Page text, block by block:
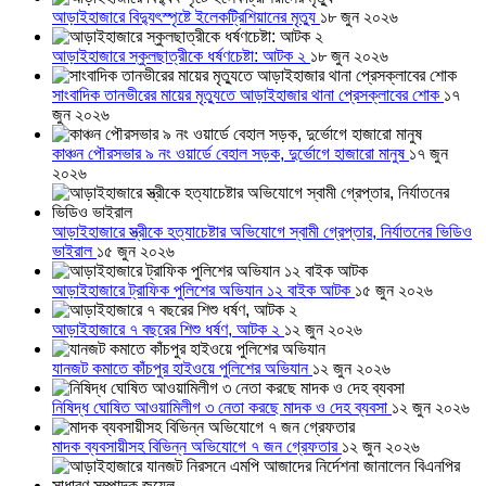
আড়াইহাজারে বিদ্যুৎস্পৃষ্টে ইলেকট্রিশিয়ানের মৃত্যু ১৮ জুন ২০২৬
আড়াইহাজারে স্কুলছাত্রীকে ধর্ষণচেষ্টা: আটক ২ ১৮ জুন ২০২৬
সাংবাদিক তানভীরের মায়ের মৃত্যুতে আড়াইহাজার থানা প্রেসক্লাবের শোক ১৭
জুন ২০২৬
কাঞ্চন পৌরসভার ৯ নং ওয়ার্ডে বেহাল সড়ক, দুর্ভোগে হাজারো মানুষ ১৭ জুন
২০২৬
আড়াইহাজারে স্ত্রীকে হত্যাচেষ্টার অভিযোগে স্বামী গ্রেপ্তার, নির্যাতনের ভিডিও
ভাইরাল ১৫ জুন ২০২৬
আড়াইহাজারে ট্রাফিক পুলিশের অভিযান ১২ বাইক আটক ১৫ জুন ২০২৬
আড়াইহাজারে ৭ বছরের শিশু ধর্ষণ, আটক ২ ১২ জুন ২০২৬
যানজট কমাতে কাঁচপুর হাইওয়ে পুলিশের অভিযান ১২ জুন ২০২৬
নিষিদ্ধ ঘোষিত আওয়ামিলীগ ৩ নেতা করছে মাদক ও দেহ ব্যবসা ১২ জুন ২০২৬
মাদক ব্যবসায়ীসহ বিভিন্ন অভিযোগে ৭ জন গ্রেফতার ১২ জুন ২০২৬